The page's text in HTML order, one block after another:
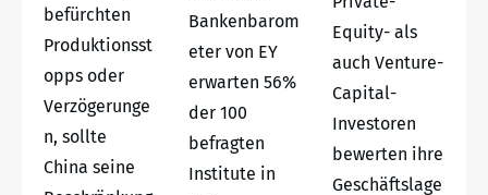
befürchten
Produktionsst
opps oder
Verzögerunge
n, sollte
China seine
Bankenbarom
eter von EY
erwarten 56%
der 100
befragten
Institute in
Equity- als
auch Venture-
Capital-
Investoren
bewerten ihre
Geschäftslage